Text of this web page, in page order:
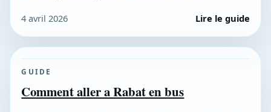
4 avril 2026 Lire le guide
GUIDE
Comment aller a Rabat en bus